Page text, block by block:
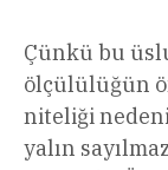
Çünkü bu
ölçülülüğün
niteliği
yalın